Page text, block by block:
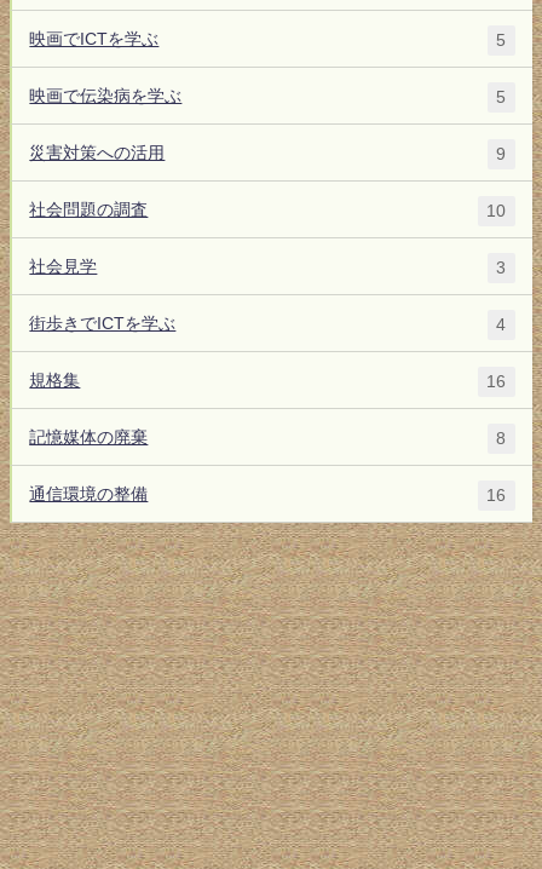
映画でICTを学ぶ 5
映画で伝染病を学ぶ 5
災害対策への活用 9
社会問題の調査 10
社会見学 3
街歩きでICTを学ぶ 4
規格集 16
記憶媒体の廃棄 8
通信環境の整備 16